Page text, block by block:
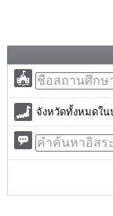
จังหวัดทั้งหมดใ